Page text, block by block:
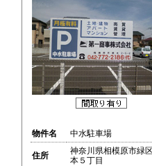
物件名 中水駐車場
住所
神奈川県相模原市緑
本５丁目